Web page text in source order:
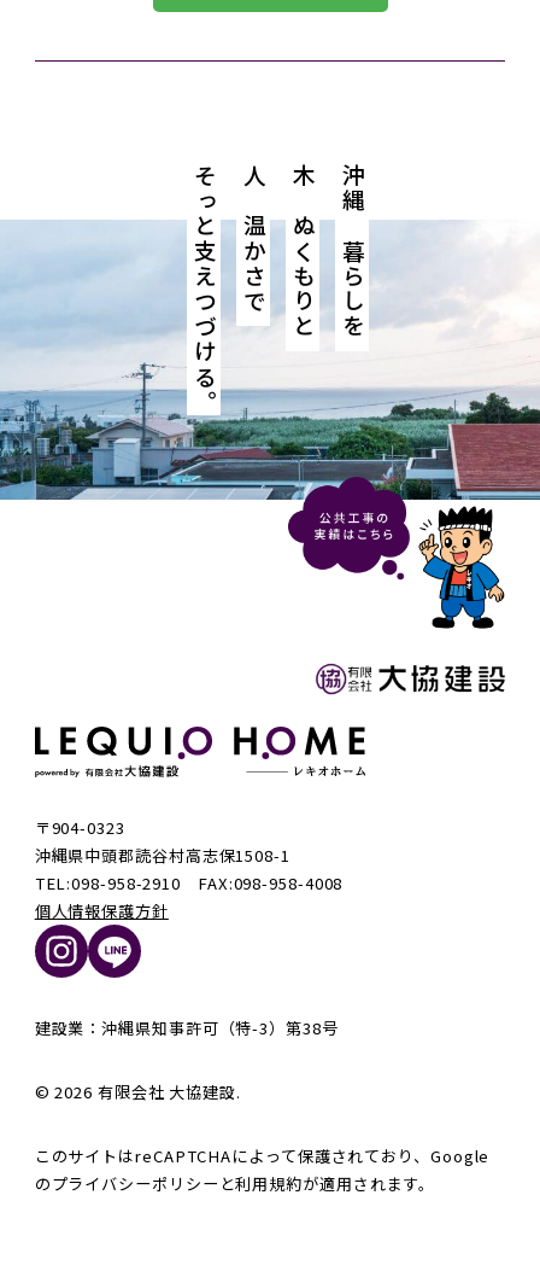
沖縄の暮らしを
木のぬくもりと
人の温かさで
そっと支えつづける。
〒904-0323
沖縄県中頭郡読谷村高志保1508-1
TEL:098-958-2910 FAX:098-958-4008
個人情報保護方針
建設業：沖縄県知事許可（特-3）第38号
© 2026 有限会社 大協建設.
このサイトはreCAPTCHAによって保護されており、Google
のプライバシーポリシー と利用規約が適用されます。